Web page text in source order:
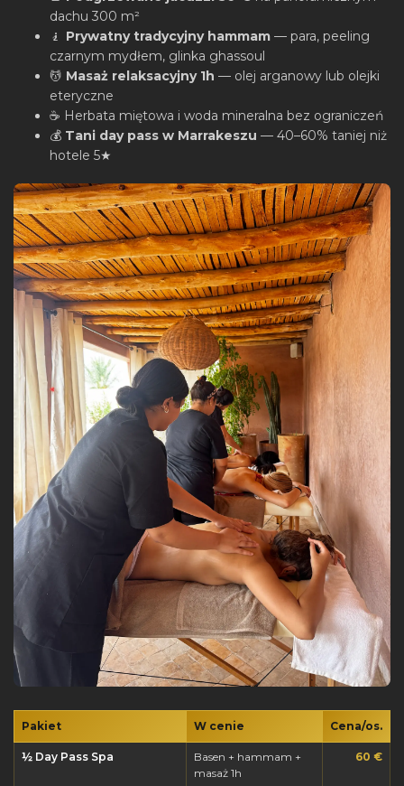
dachu 300 m²
🧎 Prywatny tradycyjny hammam — para, peeling
czarnym mydłem, glinka ghassoul
💆 Masaż relaksacyjny 1h — olej arganowy lub olejki
eteryczne
☕ Herbata miętowa i woda mineralna bez ograniczeń
💰 Tani day pass w Marrakeszu — 40–60% taniej niż
hotele 5★
Pakiet W cenie Cena/os.
½ Day Pass Spa
Basen + hammam +
masaż 1h
60 €